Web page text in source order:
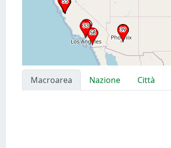
Macroarea Nazione Città